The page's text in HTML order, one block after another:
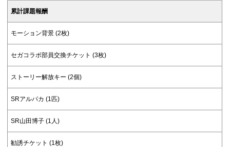
累計課題報酬
モーション背景 (2枚)
セガコラボ部員交換チケット (3枚)
ストーリー解放キー (2個)
SRアルパカ (1匹)
SR山田博子 (1人)
勧誘チケット (1枚)